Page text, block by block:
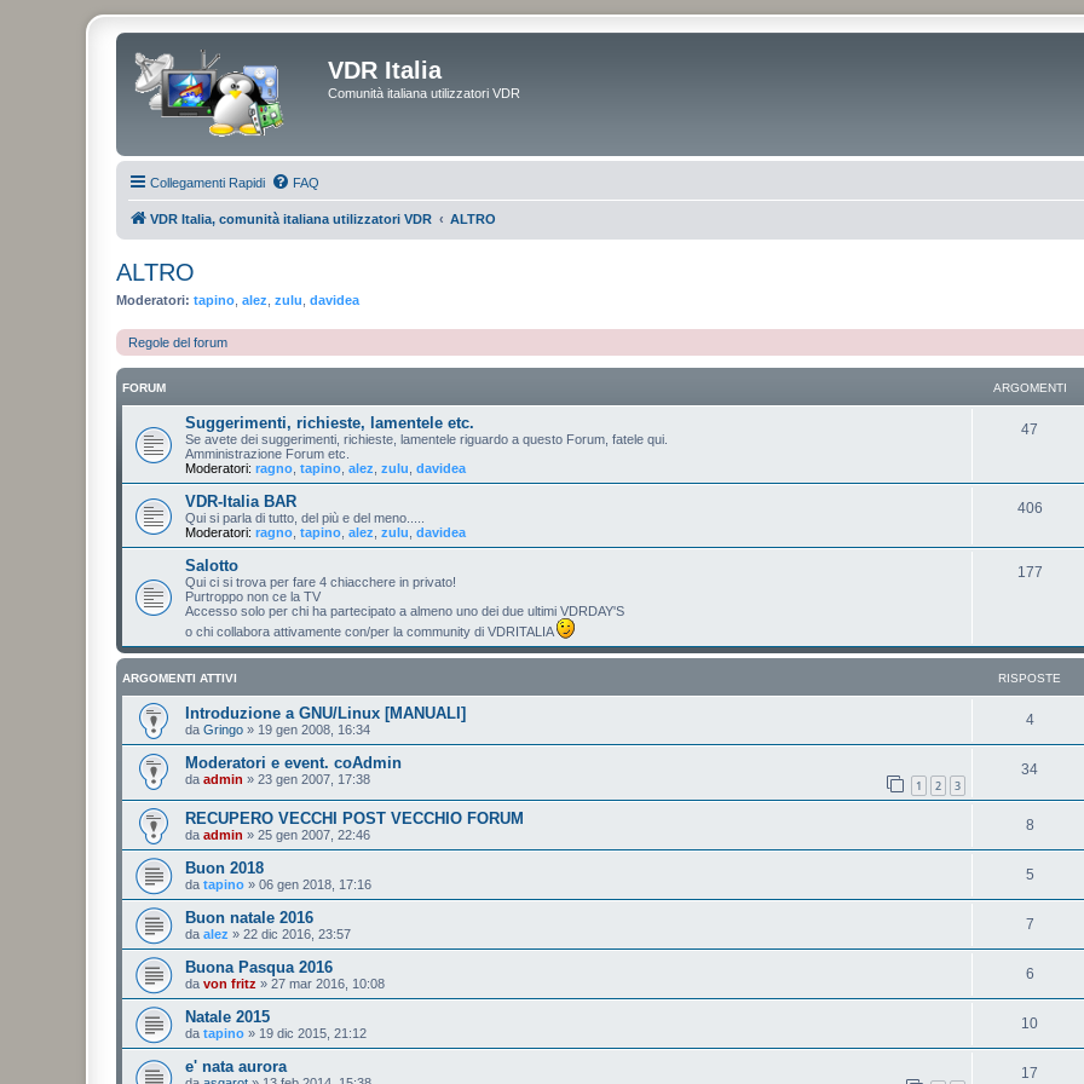
VDR Italia
Comunità italiana utilizzatori VDR
Collegamenti Rapidi FAQ
VDR Italia, comunità italiana utilizzatori VDR ALTRO
ALTRO
Moderatori: tapino alez zulu davidea
Regole del forum
FORUM ARGOMENTI
Suggerimenti, richieste, lamentele etc.
Se avete dei suggerimenti, richieste, lamentele riguardo a questo Forum, fatele qui.
Amministrazione Forum etc.
Moderatori: ragno tapino alez zulu davidea
47
VDR-Italia BAR
Qui si parla di tutto, del più e del meno.....
Moderatori: ragno tapino alez zulu davidea
406
Salotto
Qui ci si trova per fare 4 chiacchere in privato!
Purtroppo non ce la TV
Accesso solo per chi ha partecipato a almeno uno dei due ultimi VDRDAY'S
o chi collabora attivamente con/per la community di VDRITALIA
177
ARGOMENTI ATTIVI RISPOSTE
Introduzione a GNU/Linux [MANUALI]
da Gringo » 19 gen 2008, 16:34
4
Moderatori e event. coAdmin
da admin » 23 gen 2007, 17:38 1 2 3
34
RECUPERO VECCHI POST VECCHIO FORUM
da admin » 25 gen 2007, 22:46
8
Buon 2018
da tapino » 06 gen 2018, 17:16
5
Buon natale 2016
da alez » 22 dic 2016, 23:57
7
Buona Pasqua 2016
da von fritz » 27 mar 2016, 10:08
6
Natale 2015
da tapino » 19 dic 2015, 21:12
10
e' nata aurora 17